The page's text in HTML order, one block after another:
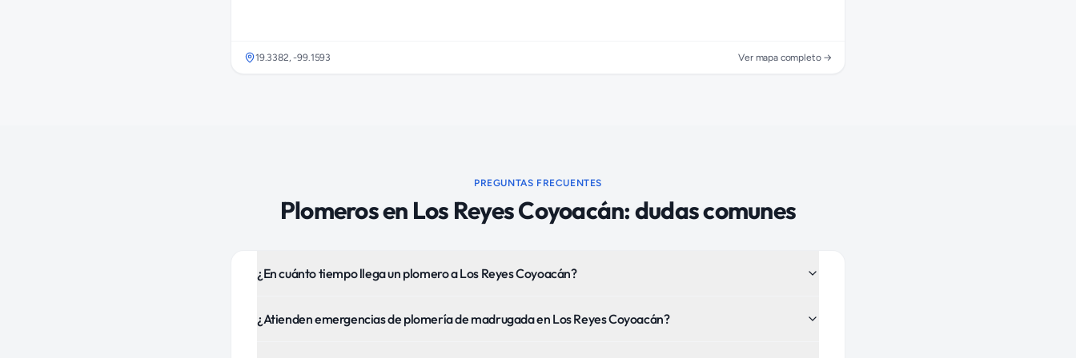
19.3382,-99.1593 Ver mapa completo →
PREGUNTAS FRECUENTES
Plomerosen Los Reyes Coyoacán: dudas comunes
¿En cuánto tiempo llega un plomero a Los Reyes Coyoacán?
¿Atienden emergencias de plomería de madrugada en Los Reyes Coyoacán?